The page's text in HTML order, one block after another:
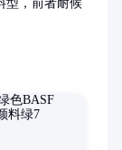
型，前者耐候